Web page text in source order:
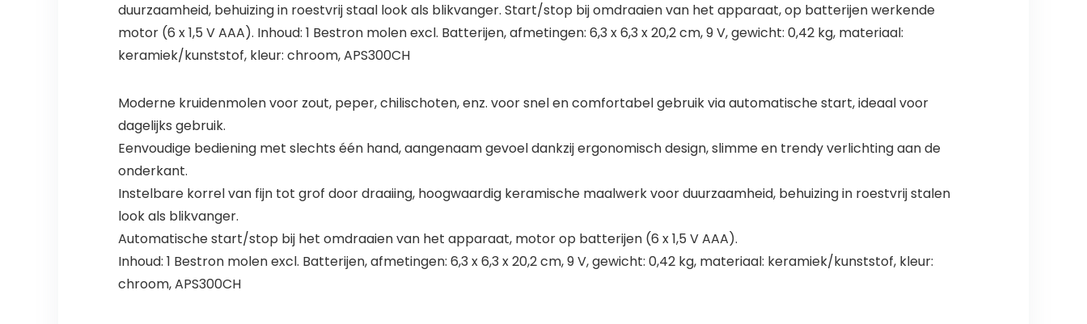
duurzaamheid, behuizing in roestvrij staal look als blikvanger. Start/stop bij omdraaien van het apparaat, op batterijen werkende
motor (6 x 1,5 V AAA). Inhoud: 1 Bestron molen excl. Batterijen, afmetingen: 6,3 x 6,3 x 20,2 cm, 9 V, gewicht: 0,42 kg, materiaal:
keramiek/kunststof, kleur: chroom, APS300CH
Moderne kruidenmolen voor zout, peper, chilischoten, enz. voor snel en comfortabel gebruik via automatische start, ideaal voor
dagelijks gebruik.
Eenvoudige bediening met slechts één hand, aangenaam gevoel dankzij ergonomisch design, slimme en trendy verlichting aan de
onderkant.
Instelbare korrel van fijn tot grof door draaiing, hoogwaardig keramische maalwerk voor duurzaamheid, behuizing in roestvrij stalen
look als blikvanger.
Automatische start/stop bij het omdraaien van het apparaat, motor op batterijen (6 x 1,5 V AAA).
Inhoud: 1 Bestron molen excl. Batterijen, afmetingen: 6,3 x 6,3 x 20,2 cm, 9 V, gewicht: 0,42 kg, materiaal: keramiek/kunststof, kleur:
chroom, APS300CH